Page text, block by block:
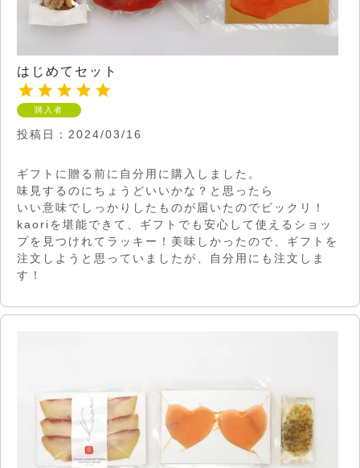
はじめてセット
購入者
投稿日 2024/03/16
ギフトに贈る前に自分用に購入しました。
味見するのにちょうどいいかな？と思ったら
いい意味でしっかりしたものが届いたのでビックリ！
kaoriを堪能できて、ギフトでも安心して使えるショッ
プを見つけれてラッキー！美味しかったので、ギフトを
注文しようと思っていましたが、自分用にも注文しま
す！